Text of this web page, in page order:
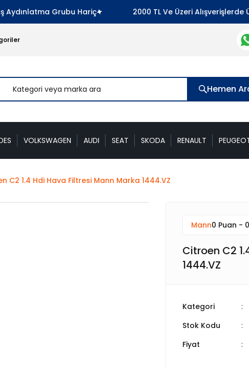
Grubu Hariç 2000 TL Ve Üzeri Alışverişlerde
Hemen
VOLKSWAGEN AUDI SEAT SKODA RENAULT
C2 1.4 Hdi Hava Filtresi Mann Marka 1444.VZ
Mann0 Puan -
Citroen C2
1444.VZ
Kategori
Stok Kodu
Fiyat